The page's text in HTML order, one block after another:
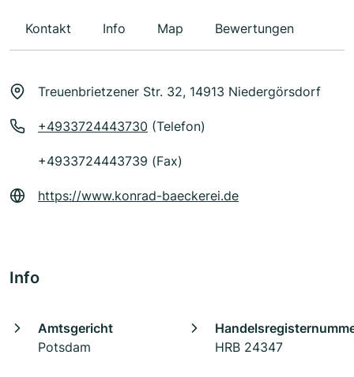
Kontakt Info Map Bewertungen
Treuenbrietzener Str. 32, 14913 Niedergörsdorf
+4933724443730 (Telefon)
+4933724443739 (Fax)
https://www.konrad-baeckerei.de
Info
Amtsgericht
Potsdam
HRB 24347